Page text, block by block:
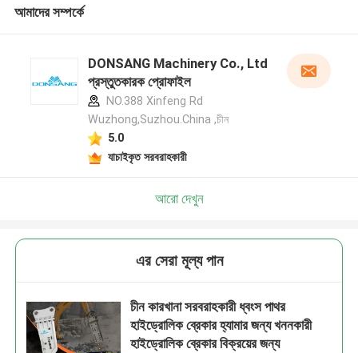
আমাদের সম্পর্কে
DONSANG Machinery Co., Ltd
প্রস্তুতকারক প্রোফাইল
NO.388 Xinfeng Rd
Wuzhong,Suzhou.China ,চীন
5.0
যাচাইকৃত সরবরাহকারী
আরো দেখুন
এর সেরা মূল্য পান
চীন কারখানা সরবরাহকারী ধ্বংস পাথর
হাইড্রোলিক ব্রেকার হ্যামার জন্য খননকারী
হাইড্রোলিক ব্রেকার বিক্রয়ের জন্য